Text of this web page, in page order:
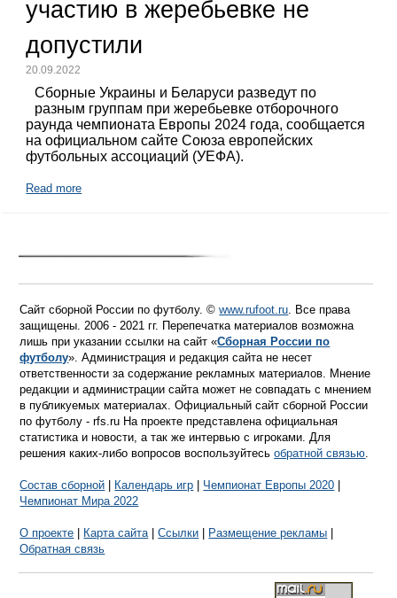
участию в жеребьевке не
допустили
20.09.2022
Сборные Украины и Беларуси разведут по
разным группам при жеребьевке отборочного
раунда чемпионата Европы 2024 года, сообщается
на официальном сайте Союза европейских
футбольных ассоциаций (УЕФА).
Read more
Сайт сборной России по футболу. ©www.rufoot.ru. Все права
защищены. 2006 - 2021 гг. Перепечатка материалов возможна
лишь при указании ссылки на сайт «Сборная России по
футболу». Администрация и редакция сайта не несет
ответственности за содержание рекламных материалов. Мнение
редакции и администрации сайта может не совпадать с мнением
в публикуемых материалах. Официальный сайт сборной России
по футболу - rfs.ru На проекте представлена официальная
статистика и новости, а так же интервью с игроками. Для
решения каких-либо вопросов воспользуйтесьобратной связью.
Состав сборной Календарь игр Чемпионат Европы 2020
Чемпионат Мира 2022
О проекте Карта сайта|Ссылки Размещение рекламы
Обратная связь